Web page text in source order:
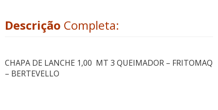
Descrição Completa:
CHAPA DE LANCHE 1,00 MT 3 QUEIMADOR – FRITOMAQ
– BERTEVELLO